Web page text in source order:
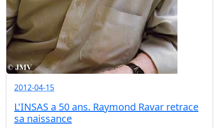
2012-04-15
L'INSAS a 50 ans. Raymond Ravar retrace
sa naissance